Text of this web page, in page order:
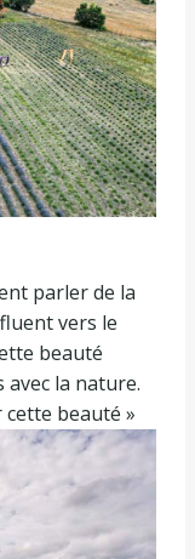
parler de la
vers le
beauté
la nature.
beauté »